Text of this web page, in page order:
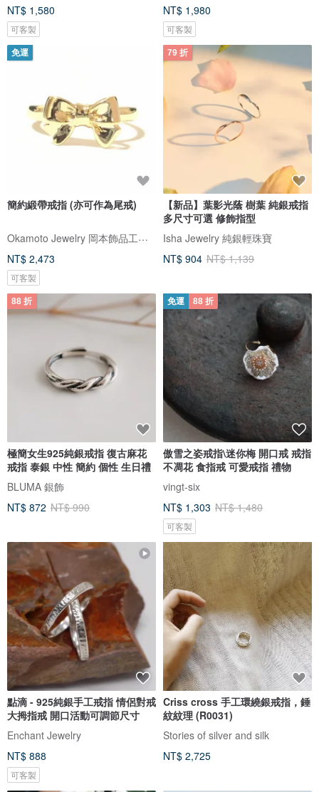
NT$ 1,580
可客製
NT$ 1,980
可客製
免運
簡約緞帶戒指 (亦可作為尾戒)
Okamoto Jewelry 岡本飾品工作室
NT$ 2,473
可客製
79 折
【新品】葉影光蔭 樹葉 純銀戒指
多尺寸可選 修飾指型
Isha Jewelry 純銀輕珠寶
NT$ 904 NT$ 1,139
88 折
極簡女生925純銀戒指 復古麻花
戒指 泰銀 中性 簡約 個性 生日禮
BLUMA 銀飾
NT$ 872 NT$ 990
免運 88 折
傲雪之姿戒指\迷你梅 開口戒 戒指
不凋花 食指戒 可愛戒指 禮物
vingt-six
NT$ 1,303 NT$ 1,480
可客製
點滴 - 925純銀手工戒指 情侶對戒
大拇指戒 開口活動可調節尺寸
Enchant Jewelry
NT$ 888
可客製
Criss cross 手工環繞銀戒指，錘
紋紋理 (R0031)
Stories of silver and silk
NT$ 2,725